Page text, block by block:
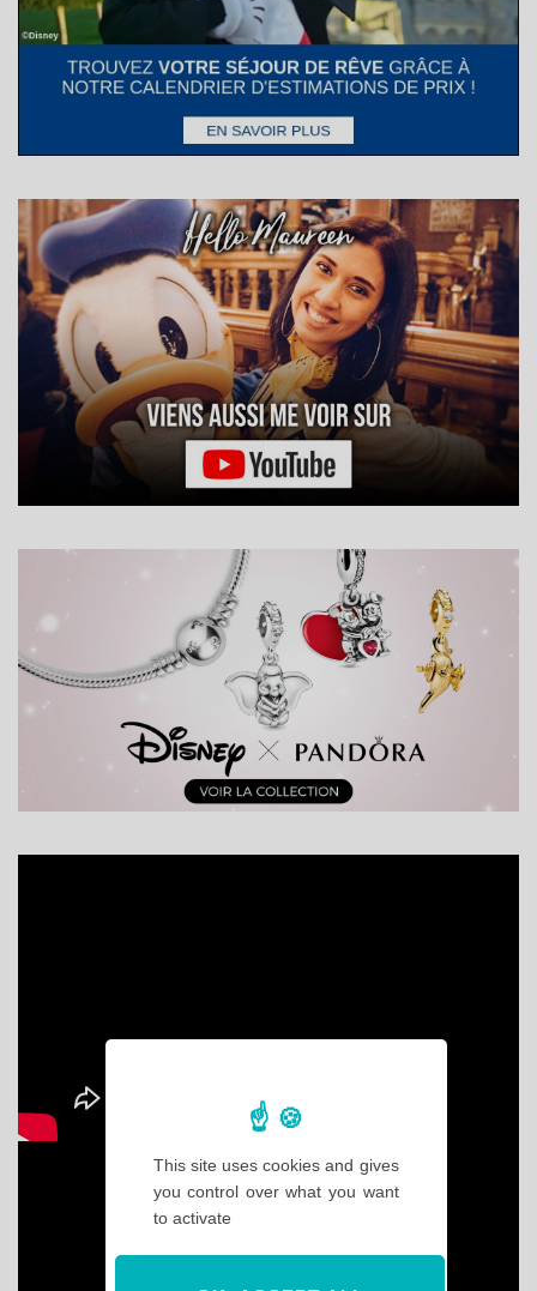
This site uses cookies and gives
you control over what you want
to activate